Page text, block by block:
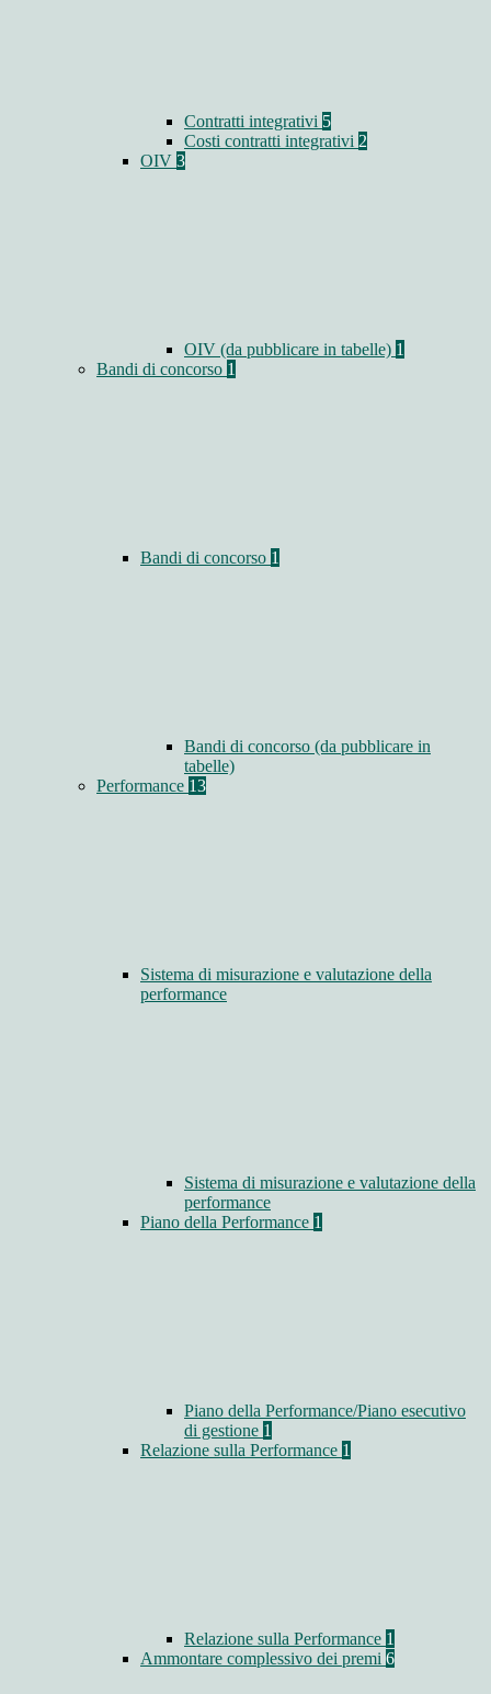
Contratti integrativi 5
Costi contratti integrativi 2
OIV 3
OIV (da pubblicare in tabelle) 1
Bandi di concorso 1
Bandi di concorso 1
Bandi di concorso (da pubblicare in
tabelle)
Performance 13
Sistema di misurazione e valutazione della
performance
Sistema di misurazione e valutazione della
performance
Piano della Performance 1
Piano della Performance/Piano esecutivo
di gestione 1
Relazione sulla Performance 1
Relazione sulla Performance 1
Ammontare complessivo dei premi 6